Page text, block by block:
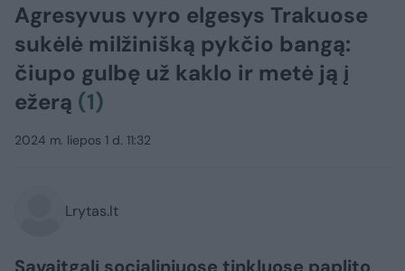
Agresyvus vyro elgesys Trakuose
sukėlė milžinišką pykčio bangą:
čiupo gulbę už kaklo ir metė ją į
ežerą (1)
2024 m. liepos 1 d. 11:32
Lrytas.lt